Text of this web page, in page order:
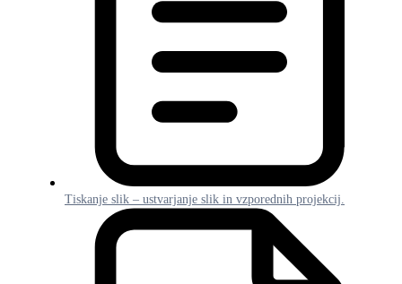
Tiskanje slik – ustvarjanje slik in vzporednih projekcij.